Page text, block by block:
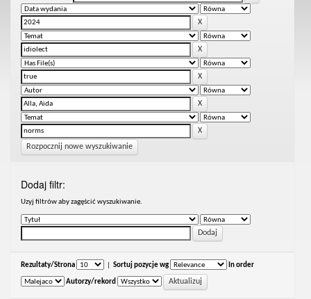
Rozpocznij nowe wyszukiwanie
Dodaj filtr:
Uzyj filtrów aby zagęścić wyszukiwanie.
Rezultaty/Strona Sortuj pozycje wg In order
Autorzy/rekord